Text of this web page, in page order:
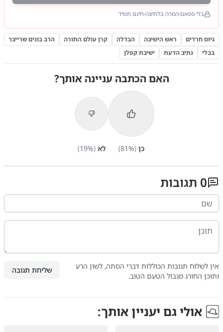
בלי ספאם הסרה בלחיצה חינם תמיד
גיוס חרדים ראש הישיבה הבדלה קרן עולם התורה
הרב בונים שרייבר
בבלי
נתיב הדעת ישיבת קפלן
האם הכתבה עניינה אותך?
כן (
81%) לא (
19%)
0 תגובות
אין לשלוח תגובות הכוללות דברי הסתה, לשון הרע
ותוכן החורג מגבול הטעם הטוב.
שליחת תגובה
אולי גם יעניין אותך: